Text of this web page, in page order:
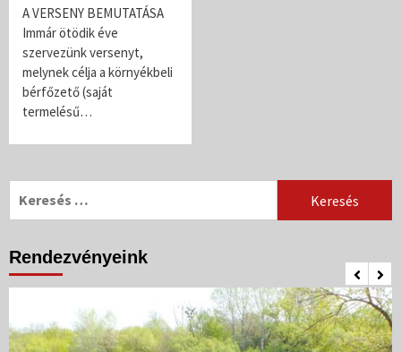
A VERSENY BEMUTATÁSA
Immár ötödik éve
szervezünk versenyt,
melynek célja a környékbeli
bérfőzető (saját
termelésű…
Keresés:
Rendezvényeink